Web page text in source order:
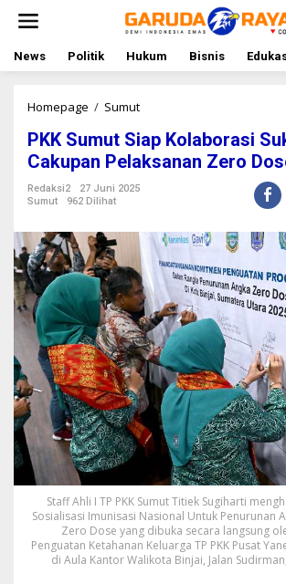
t
News Politik Hukum Bisnis
Homepage / Sumut
K
S
u
S
i
a
p
K
o
l
a
b
o
r
a
s
i
u
k
s
e
s
k
PKK Sumut Siap Kolaborasi
Cakupan Pelaksanan Zero
Redaksi2
27 Juni 2025
Sumut
962 Dilihat
Staff Ahli I TP PKK Sumut Titiek Sugiharti
Sosialisasi Imunisasi Nasional Untuk Penurunan
Zero Dose yang dibuka secara langsung
Penguatan Ketahanan Keluarga TP PKK Pusat
di Aula Kantor Walikota Binjai, Jalan